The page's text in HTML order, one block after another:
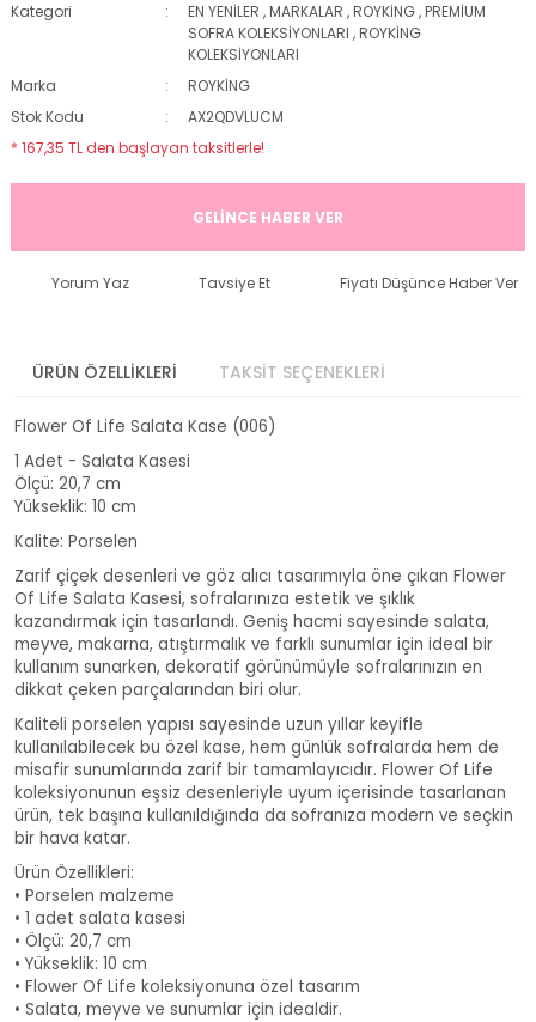
Kategori EN YENİLER ,MARKALAR ,ROYKİNG,PREMİUM
SOFRA KOLEKSİYONLARI ,ROYKİNG
KOLEKSİYONLARI
Marka
ROYKİNG
Stok Kodu
AX2QDVLUCM
* 167,35 TL den başlayan taksitlerle!
GELİNCE HABER VER
Yorum Yaz Tavsiye Et Fiyatı Düşünce Haber Ver
ÜRÜN ÖZELLİKLERİ TAKSİT SEÇENEKLERİ
Flower Of Life Salata Kase (006)
1 Adet - Salata Kasesi
Ölçü: 20,7 cm
Yükseklik: 10 cm
Kalite: Porselen
Zarif çiçek desenleri ve göz alıcı tasarımıyla öne çıkan Flower
Of Life Salata Kasesi, sofralarınıza estetik ve şıklık
kazandırmak için tasarlandı. Geniş hacmi sayesinde salata,
meyve, makarna, atıştırmalık ve farklı sunumlar için ideal bir
kullanım sunarken, dekoratif görünümüyle sofralarınızın en
dikkat çeken parçalarından biri olur.
Kaliteli porselen yapısı sayesinde uzun yıllar keyifle
kullanılabilecek bu özel kase, hem günlük sofralarda hem de
misafir sunumlarında zarif bir tamamlayıcıdır. Flower Of Life
koleksiyonunun eşsiz desenleriyle uyum içerisinde tasarlanan
ürün, tek başına kullanıldığında da sofranıza modern ve seçkin
bir hava katar.
Ürün Özellikleri:
• Porselen malzeme
• 1 adet salata kasesi
• Ölçü: 20,7 cm
• Yükseklik: 10 cm
• Flower Of Life koleksiyonuna özel tasarım
• Salata, meyve ve sunumlar için idealdir.